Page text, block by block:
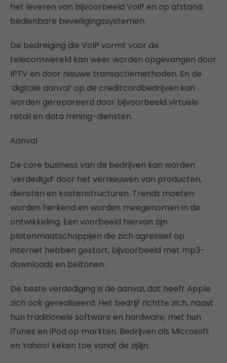
het leveren van bijvoorbeeld VoIP en op afstand
bedienbare beveiligingssystemen.
De bedreiging die VoIP vormt voor de
telecomwereld kan weer worden opgevangen door
IPTV en door nieuwe transactiemethoden. En de
‘digitale aanval’ op de creditcardbedrijven kan
worden gerepareerd door bijvoorbeeld virtuele
retail en data mining-diensten.
Aanval
De core business van de bedrijven kan worden
‘verdedigd’ door het vernieuwen van producten,
diensten en kostenstructuren. Trends moeten
worden herkend en worden meegenomen in de
ontwikkeling. Een voorbeeld hiervan zijn
platenmaatschappijen die zich agressief op
internet hebben gestort, bijvoorbeeld met mp3-
downloads en beltonen.
De beste verdediging is de aanval, dat heeft Apple
zich ook gerealiseerd. Het bedrijf richtte zich, naast
hun traditionele software en hardware, met hun
iTunes en iPod op markten. Bedrijven als Microsoft
en Yahoo! keken toe vanaf de zijlijn.